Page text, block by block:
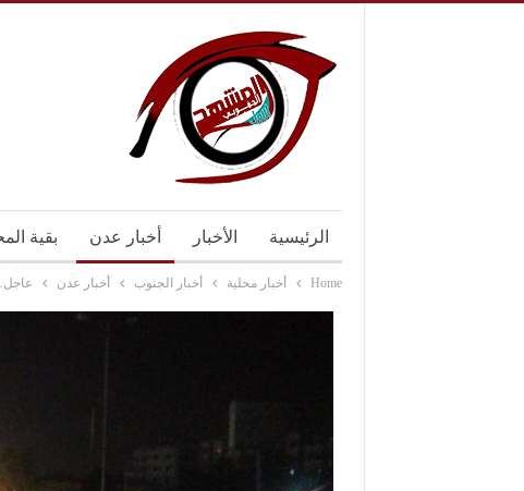
الرئيسية الأخبار أخبار عدن بقية
Home أخبار محلية أخبار الجنوب أخبار عدن